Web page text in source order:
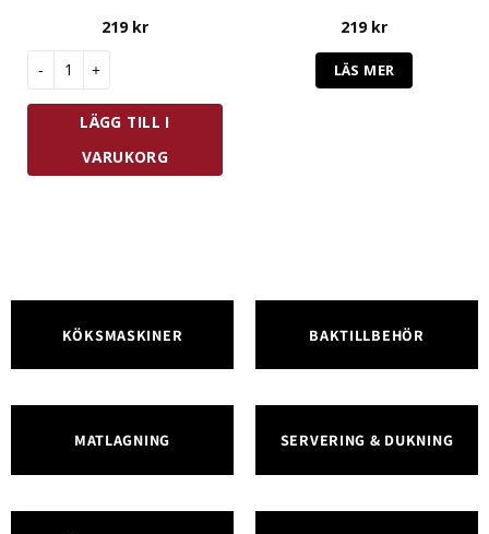
219 kr
LÄGG TILL I
VARUKORG
219 kr
LÄS MER
KÖKSMASKINER BAKTILLBEHÖR
MATLAGNING SERVERING & DUKNING